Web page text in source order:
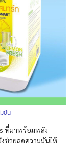
ข้น
ที่มาพร้อมพลัง
ช่วยลดความมันให้